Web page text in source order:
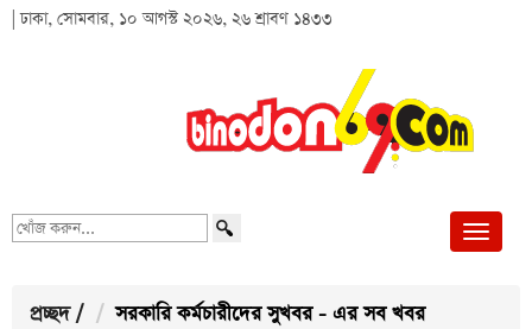
| ঢাকা, সোমবার, ১০ আগস্ট ২০২৬, ২৬ শ্রাবণ ১৪৩৩
খোঁজ
প্রচ্ছদ / সরকারি কর্মচারীদের সুখবর - এর সব খবর